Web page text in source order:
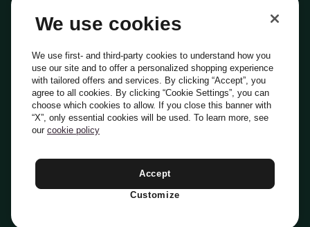
Everli Shoppers
About Us
Everli News
Domande frequenti
Lavora con noi
Diventa Shopper
Investitori
PrivacyCookiePreferenze Cookie
Termini e CondizioniCodice Etico
Indirizzo PEC: everli@pec.it - indirizzo DPO: dpo@everli.com
Italiano
We use cookies
We use first- and third-party cookies to understand how you
use our site and to offer a personalized shopping experience
with tailored offers and services. By clicking “Accept”, you
agree to all cookies. By clicking “Cookie Settings”, you can
choose which cookies to allow. If you close this banner with
“X”, only essential cookies will be used. To learn more, see
our cookie policy
Accept
Customize